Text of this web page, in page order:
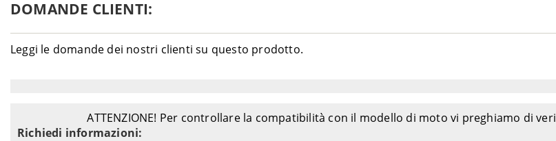
DOMANDE CLIENTI:
Leggi le domande dei nostri clienti su questo prodotto.
ATTENZIONE! Per controllare la compatibilità con il modello di moto vi preghiamo di
Richiedi informazioni: